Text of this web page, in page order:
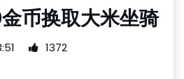
币换取大米坐骑
1372